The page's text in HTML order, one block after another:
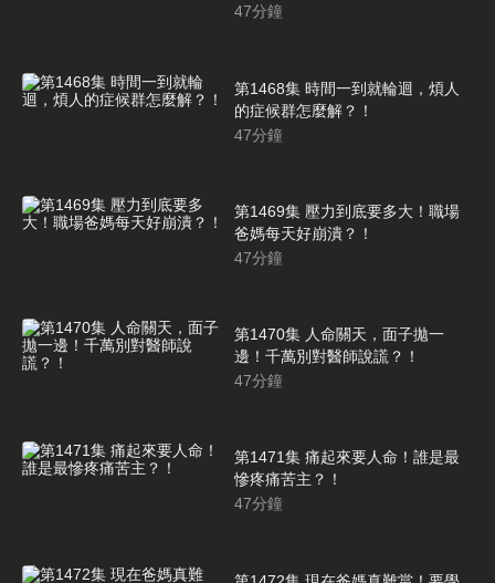
47分鐘
第1468集 時間一到就輪迴，煩人
的症候群怎麼解？！
47分鐘
第1469集 壓力到底要多大！職場
爸媽每天好崩潰？！
47分鐘
第1470集 人命關天，面子拋一
邊！千萬別對醫師說謊？！
47分鐘
第1471集 痛起來要人命！誰是最
慘疼痛苦主？！
47分鐘